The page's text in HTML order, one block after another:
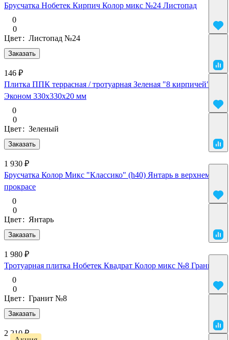
Брусчатка Нобетек Кирпич Колор микс №24 Листопад
0
0
Заказать
Цвет: Листопад №24
146 ₽
Плитка ППК террасная / тротуарная Зеленая "8 кирпичей"
Эконом 330х330х20 мм
0
0
Заказать
Цвет: Зеленый
1 930 ₽
Брусчатка Колор Микс "Классико" (h40) Янтарь в верхнем
прокрасе
0
0
Заказать
Цвет: Янтарь
1 980 ₽
Тротуарная плитка Нобетек Квадрат Колор микс №8 Гранит
0
0
Заказать
Цвет: Гранит №8
2 210 ₽